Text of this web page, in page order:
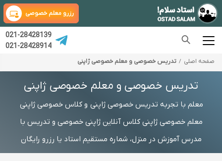
رزرو معلم خصوصی
021-28428139
021-28428914
صفحه اصلی تدریس خصوصی و معلم خصوصی ژاپنی
تدریس خصوصی و معلم خصوصی ژاپنی
معلم با تجربه تدریس خصوصی ژاپنی و کلاس خصوصی ژاپنی
معلم خصوصی ژاپنی کلاس آنلاین ژاپنی خصوصی و تدریس با
مدرس آموزش در منزل، شماره مستقیم استاد یا رزرو رایگان